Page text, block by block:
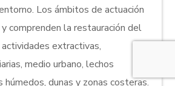
Los ámbitos de actuación
comprenden la restauración del
extractivas,
medio urbano, lechos
húmedos, dunas y zonas costeras.